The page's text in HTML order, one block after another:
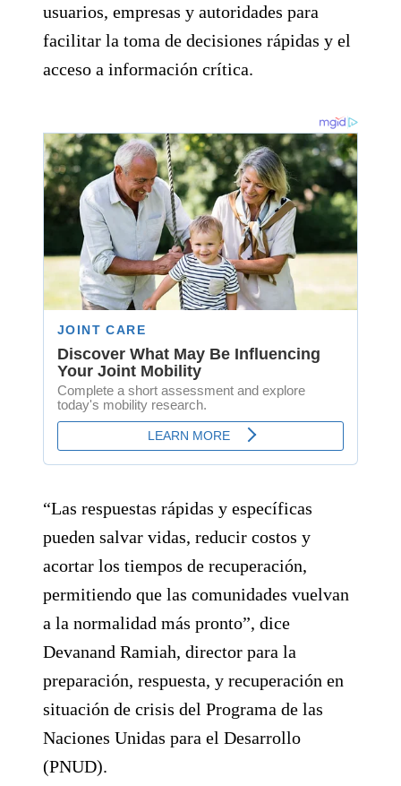
usuarios, empresas y autoridades para
facilitar la toma de decisiones rápidas y el
acceso a información crítica.
“Las respuestas rápidas y específicas
pueden salvar vidas, reducir costos y
acortar los tiempos de recuperación,
permitiendo que las comunidades vuelvan
a la normalidad más pronto”, dice
Devanand Ramiah, director para la
preparación, respuesta, y recuperación en
situación de crisis del Programa de las
Naciones Unidas para el Desarrollo
(PNUD).